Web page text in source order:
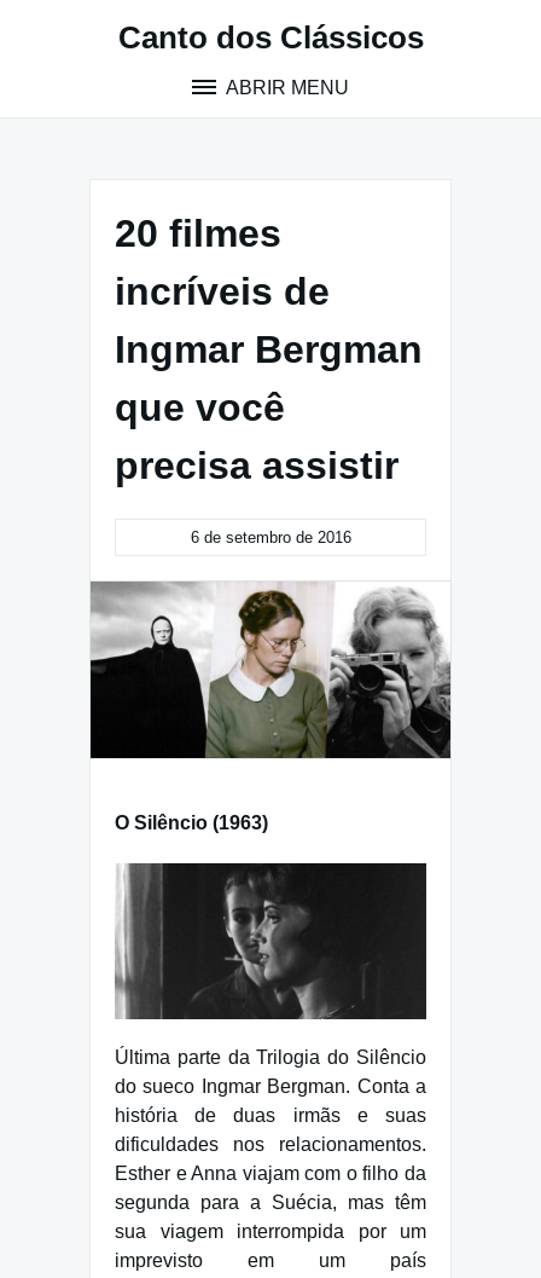
Canto dos Clássicos
ABRIR MENU
20 filmes
incríveis de
Ingmar Bergman
que você
precisa assistir
6 de setembro de 2016
O Silêncio (1963)
Última parte da Trilogia do Silêncio
do sueco Ingmar Bergman. Conta a
história de duas irmãs e suas
dificuldades nos relacionamentos.
Esther e Anna viajam com o filho da
segunda para a Suécia, mas têm
sua viagem interrompida por um
imprevisto em um país